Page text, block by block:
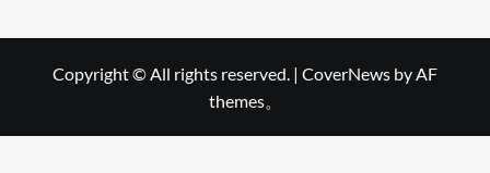
Copyright © All rights reserved. | CoverNews by AF
themes。